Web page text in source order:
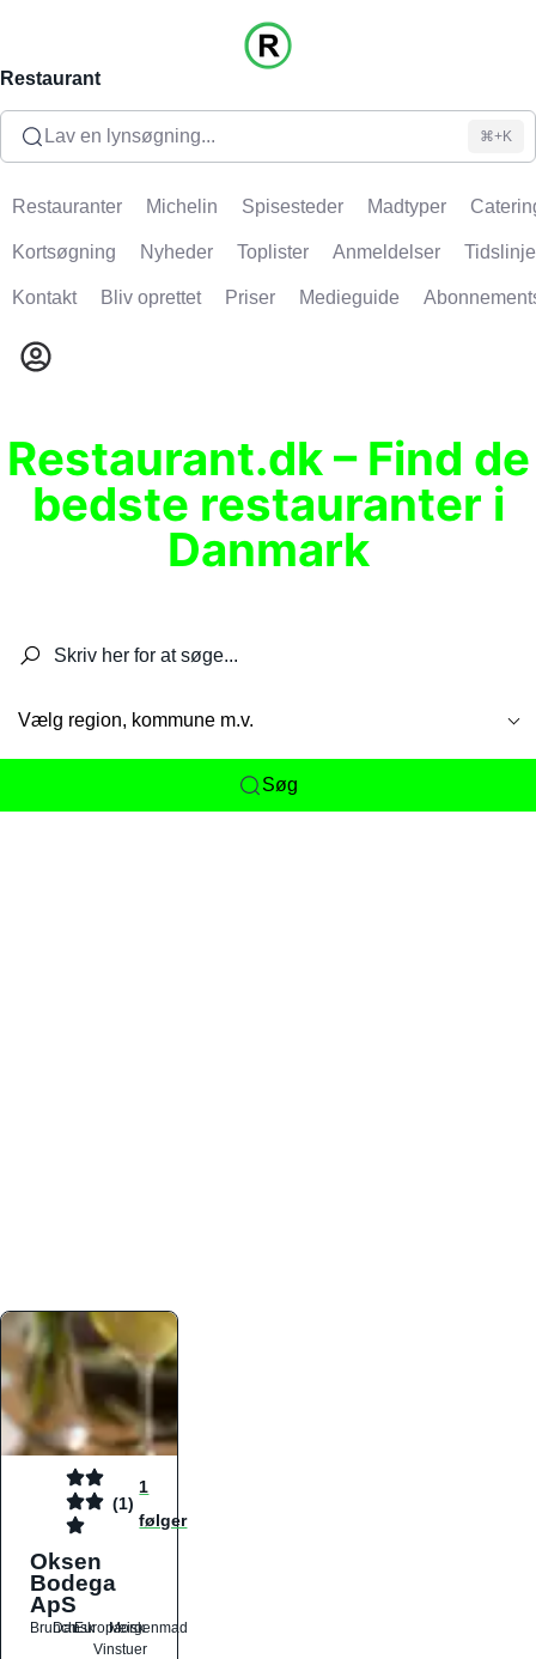
Restaurant
Lav en lynsøgning... ⌘+K
Restauranter Michelin Spisesteder Madtyper
Kortsøgning Nyheder Toplister Anmeldelser Tidslinje
Kontakt Bliv oprettet Priser Medieguide
Restaurant.dk – Find de
bedste restauranter i
Danmark
Vælg region, kommune m.v.
Søg
(1)
1
følger
Oksen
Bodega
ApS
Brunch
DanskEuropæiskMorgenmad
Vinstuer